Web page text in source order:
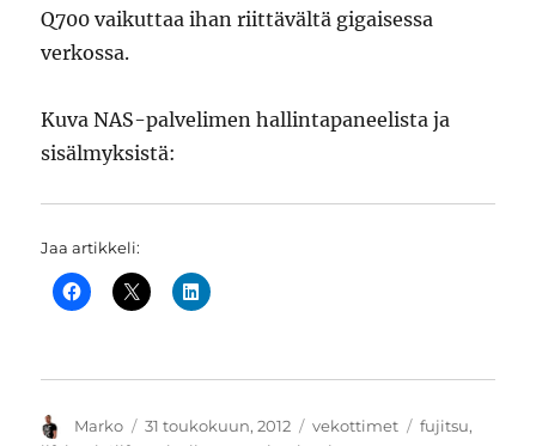
Q700 vaikuttaa ihan riittävältä gigaisessa
verkossa.
Kuva NAS-palvelimen hallintapaneelista ja
sisälmyksistä:
Jaa artikkeli:
Kirjoittaja
Marko Julkaistu
31 toukokuun, 2012 Kategoriat
vekottimet Avainsanat
fujitsu,